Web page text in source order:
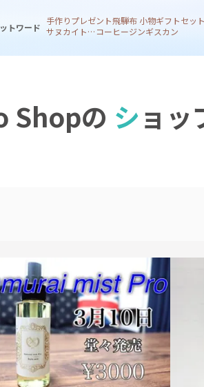
トワード
手作りプレゼント飛騨布 小物ギフトセッ
サヌカイト 風鈴コーヒージンギスカン
Shopの ショッ